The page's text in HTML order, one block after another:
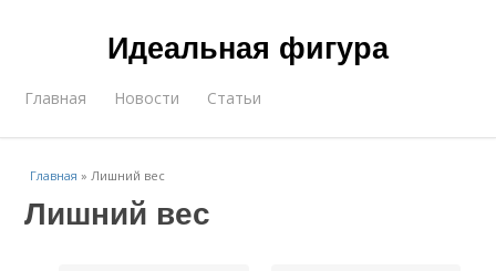
Идеальная фигура
Главная Новости Статьи
Главная »Лишний вес
Лишний вес